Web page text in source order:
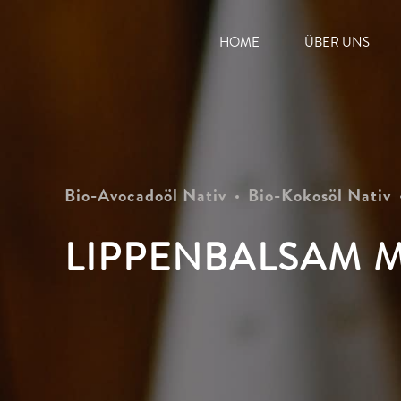
HOME ÜBER UNS
Bio-Avocadoöl Nativ Bio-Kokosöl Nativ
LIPPENBALSAM